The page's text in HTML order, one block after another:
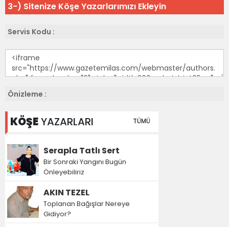
3-) Sitenize Köşe Yazarlarımızı Ekleyin
Servis Kodu :
Önizleme :